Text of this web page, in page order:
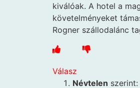
kiválóak. A hotel a
követelményeket
Rogner szállodalánc
Válasz
Névtelen szerint: